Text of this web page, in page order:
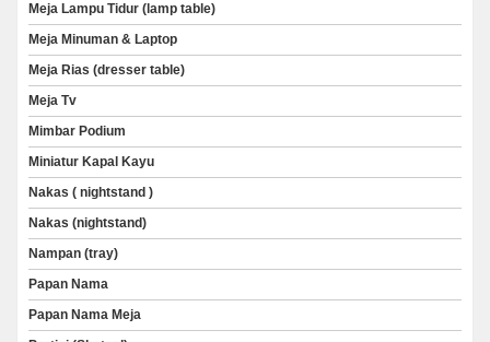
Meja Lampu Tidur (lamp table)
Meja Minuman & Laptop
Meja Rias (dresser table)
Meja Tv
Mimbar Podium
Miniatur Kapal Kayu
Nakas ( nightstand )
Nakas (nightstand)
Nampan (tray)
Papan Nama
Papan Nama Meja